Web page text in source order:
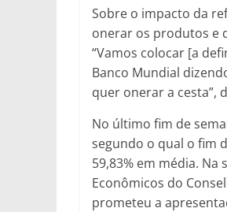
Sobre o impacto da
onerar os produtos e
“Vamos colocar [a
Banco Mundial
quer onerar a cesta”,
No último fim de
segundo o qual o fim
59,83% em média.
Econômicos do
prometeu a